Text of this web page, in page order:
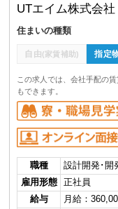
UTエイム株式会社
住まいの種類
自由(家賃補助) 指定
この求人では、会社手配の
もできます。
職種
設計開発･開
雇用形態
正社員
給与
月給：